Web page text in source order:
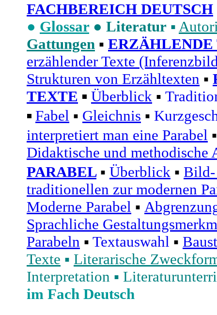
FACHBEREICH DEUTSCH
● Glossar ● Literatur ▪
Gattungen ▪
erzählender Texte
Strukturen von Erzähltexten ▪
TEXTE ▪ Überblick ▪
▪ Fabel ▪ Gleichnis ▪
interpretiert man eine Parabel
Didaktische und methodische
PARABEL▪ Überblick ▪ Bild-
traditionellen zur modernen
Moderne Parabel ▪
Sprachliche
Parabeln ▪ Textauswahl ▪
Texte ▪ Literarische
Interpretation ▪
im Fach Deutsch